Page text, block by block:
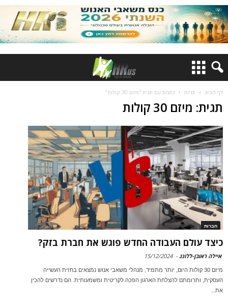
דף הבית תגיות כתבות עם תגית "מיזם 30 קולות"
תגית: מיזם 30 קולות
חברות
כיצד עולם העבודה החדש פוגש את חברת בזק?
איילה ראובן-ללונג -
15/12/2024
מיזם 30 קולות היום, יותר מתמיד, מנהלי משאבי אנוש נמצאים בחזית העשייה
העסקית, ותרומתם להצלחת הארגון הפכה לקריטית ומשמעותית. הם נדרשים להכין
את...